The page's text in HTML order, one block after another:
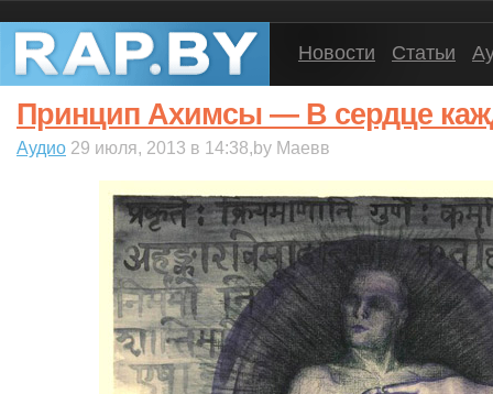
Новости Статьи
Принцип Ахимсы — В сердце
Аудио 29 июля, 2013 в 14:38,by Маевв